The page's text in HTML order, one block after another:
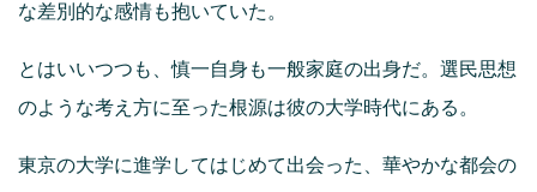
な差別的な感情も抱いていた。
とはいいつつも、慎一自身も一般家庭の出身だ。選民思想
のような考え方に至った根源は彼の大学時代にある。
東京の大学に進学してはじめて出会った、華やかな都会の